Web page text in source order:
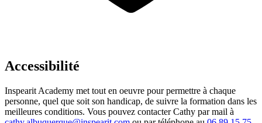
Accessibilité
Inspearit Academy met tout en oeuvre pour permettre à chaque
personne, quel que soit son handicap, de suivre la formation dans les
meilleures conditions. Vous pouvez contacter Cathy par mail à